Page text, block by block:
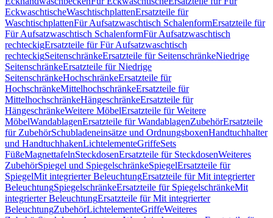
EckwaschtischeWaschtischplattenErsatzteile für
WaschtischplattenFür Aufsatzwaschtisch SchalenformErsatzteile für
Für Aufsatzwaschtisch SchalenformFür Aufsatzwaschtisch
rechteckigErsatzteile für Für Aufsatzwaschtisch
rechteckigSeitenschränkeErsatzteile für SeitenschränkeNiedrige
SeitenschränkeErsatzteile für Niedrige
SeitenschränkeHochschränkeErsatzteile für
HochschränkeMittelhochschränkeErsatzteile für
MittelhochschränkeHängeschränkeErsatzteile für
HängeschränkeWeitere MöbelErsatzteile für Weitere
MöbelWandablagenErsatzteile für WandablagenZubehörErsatzteile
für ZubehörSchubladeneinsätze und OrdnungsboxenHandtuchhalter
und HandtuchhakenLichtelementeGriffeSets
FüßeMagnettafelnSteckdosenErsatzteile für SteckdosenWeiteres
ZubehörSpiegel und SpiegelschränkeSpiegelErsatzteile für
SpiegelMit integrierter BeleuchtungErsatzteile für Mit integrierter
BeleuchtungSpiegelschränkeErsatzteile für SpiegelschränkeMit
integrierter BeleuchtungErsatzteile für Mit integrierter
BeleuchtungZubehörLichtelementeGriffeWeiteres